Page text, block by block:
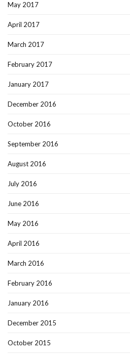
May 2017
April 2017
March 2017
February 2017
January 2017
December 2016
October 2016
September 2016
August 2016
July 2016
June 2016
May 2016
April 2016
March 2016
February 2016
January 2016
December 2015
October 2015